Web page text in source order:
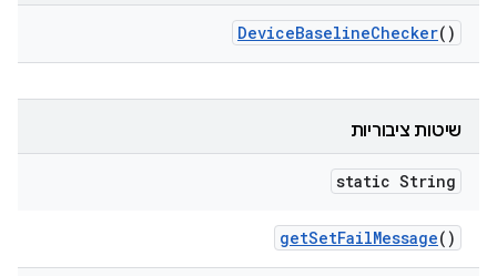
DeviceBaselineChecker()
שיטות ציבוריות
static String
getSetFailMessage()